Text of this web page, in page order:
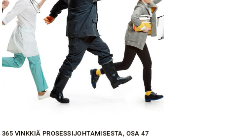
365 VINKKIÄ PROSESSIJOHTAMISESTA, OSA 47